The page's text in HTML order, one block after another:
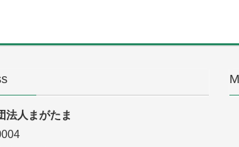
法人まがたま